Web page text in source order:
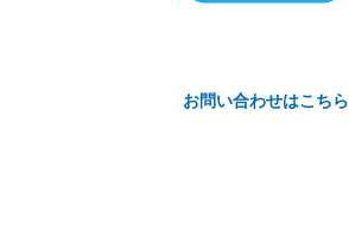
お問い合わせはこちら